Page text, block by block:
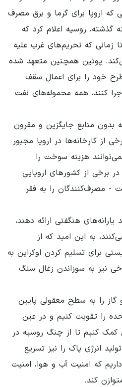
که اروپا برای گرما و برق مصرف
گذشته، روسیه اعلام کرد که
زمانی که تحریم‌های غرب علیه
پوتین همچنین متعهد شده
خود را برای اعمال سقف
کنند، همه محموله‌های نفت
بدون منابع جایگزین و مقرون
از کارخانه‌ها در اروپا مجبور
هزینه سوخت را
برخی از کشورهای اروپایی
- مصرف‌کنندگان را به فقر
هنگفتی ارائه دهند،
به این امید که از
برای تسلیم کردن اوکراین به
نیز به سوزاندن زغال سنگ
را به سطح معقولی پایین
را تقویت کنیم و در عین
کمک کنیم تا از چنگ روسیه در
انرژی پاک را نیز تسریع
که امنیت آب و هوا، امنیت
کند.